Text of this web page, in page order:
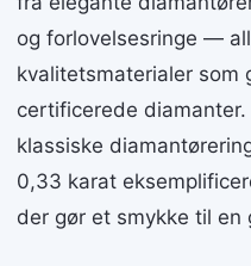
og forlovelsesringe —
kvalitetsmaterialer som
certificerede
klassiske
0,33 karat
der gør et smykke til en